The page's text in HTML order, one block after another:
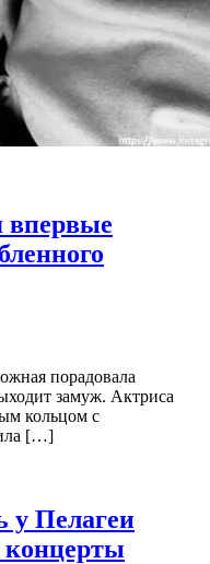
впервые
порадовала
замуж. Актриса
кольцом с
[…]
у Пелагеи
концерты